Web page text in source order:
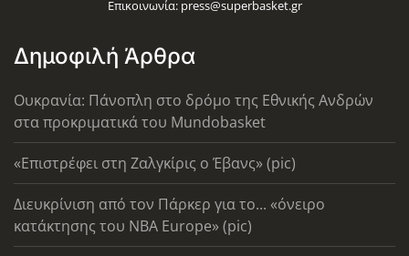
Επικοινωνία: press@superbasket.gr
Δημοφιλή Άρθρα
Ουκρανία: Πάνοπλη στο δρόμο της Εθνικής Ανδρών
στα προκριματικά του Mundobasket
«Επιστρέφει στη Ζαλγκίρις ο Έβανς» (pic)
Διευκρίνιση από τον Πάρκερ για το... «όνειρο
κατάκτησης του ΝΒΑ Europe» (pic)